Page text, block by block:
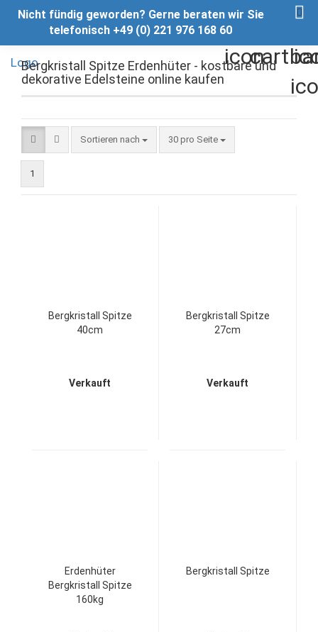
Nicht fündig geworden? Gerne beraten wir Sie
telefonisch +49 (0) 221 976 168 60
Bergkristall Spitze Erdenhüter - kostbare und
dekorative Edelsteine online kaufen
Sortieren nach
Sortieren nach 30 pro Seite
pro Seite
1
Bergkristall Spitze
40cm
Verkauft
Bergkristall Spitze
27cm
Verkauft
Erdenhüter
Bergkristall Spitze
160kg
Bergkristall Spitze